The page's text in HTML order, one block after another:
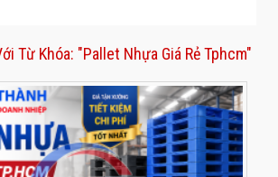
Từ Khóa: "pallet Nhựa Giá Rẻ Tphcm"